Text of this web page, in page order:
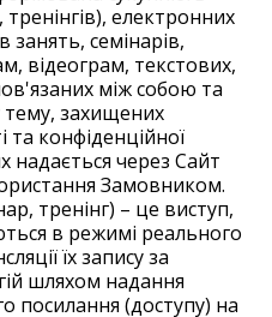
електронних
занять, семінарів,
відеограм, текстових,
між собою та
тему, захищених
та конфіденційної
надається через Сайт
Замовником.
тренінг) – це виступ,
в режимі реального
їх запису за
шляхом надання
посилання (доступу) на